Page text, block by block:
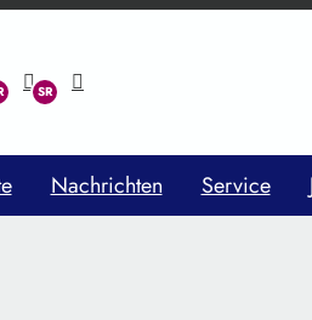
Nachrichten Service